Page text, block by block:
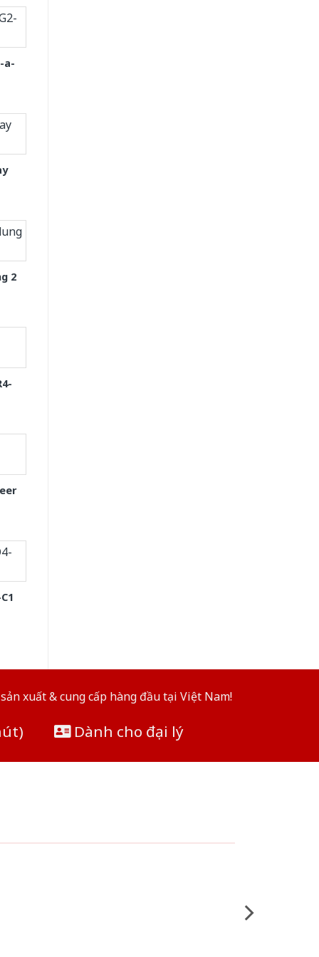
a-
2
xuất & cung cấp hàng đầu tại Việt Nam!
Dành cho đại lý